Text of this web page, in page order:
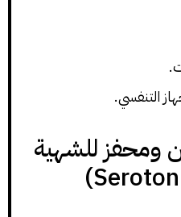
التنفسي.
ومحفز للشهية